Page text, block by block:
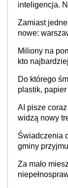
inteligencja.
Zamiast
nowe:
stołecznych
Miliony na
kto
Do którego
plastik,
AI pisze
widzą nowy
Świadczenia
gminy
Za mało